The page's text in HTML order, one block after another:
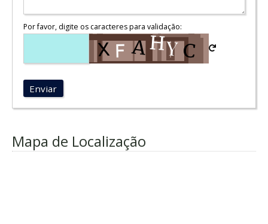
Por favor, digite os caracteres para validação:
Enviar
Mapa de Localização